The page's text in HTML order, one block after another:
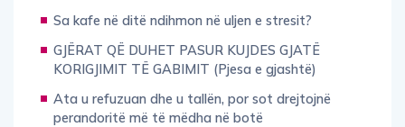
Sa kafe në ditë ndihmon në uljen e stresit?
GJËRAT QË DUHET PASUR KUJDES GJATË
KORIGJIMIT TË GABIMIT (Pjesa e gjashtë)
Ata u refuzuan dhe u tallën, por sot drejtojnë
perandoritë më të mëdha në botë